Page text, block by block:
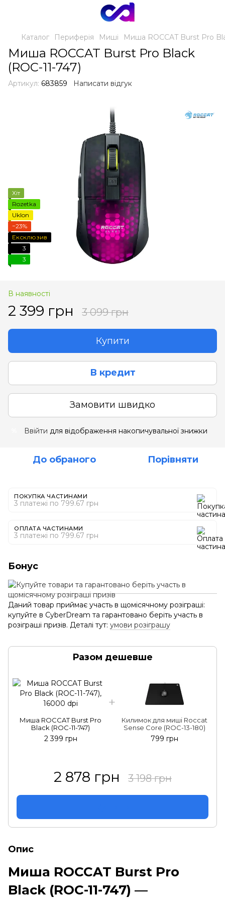
Каталог Периферія Миші Миша ROCCAT Burst Pro
Миша ROCCAT Burst Pro Black
(ROC-11-747)
Артикул: 683859 Написати відгук
Хіт
Rozetka
Uklon
−23%
Ексклюзив
3
3
В наявності
2 399 грн 3 099 грн
Купити
В кредит
Замовити швидко
Ввійти для відображення накопичувальної знижки
До обраного Порівняти
ПОКУПКА ЧАСТИНАМИ
3 платежі по 799.67 грн
ОПЛАТА ЧАСТИНАМИ
3 платежі по 799.67 грн
Бонус
Даний товар приймає участь в щомісячному розіграші:
купуйте в CyberDream та гарантовано беріть участь в
розіграші призів. Деталі тут: умови розіграшу
Разом дешевше
Миша ROCCAT Burst Pro
Black (ROC-11-747)
2 399 грн
Килимок для миші Roccat
Sense Core (ROC-13-180)
799 грн
2 878 грн 3 198 грн
Опис
Миша ROCCAT Burst Pro
Black (ROC-11-747) —